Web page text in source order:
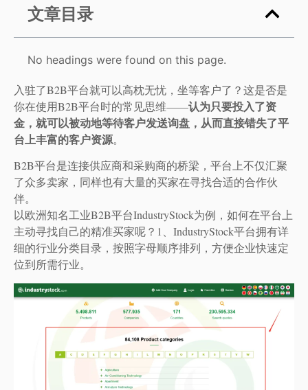
文章目录
No headings were found on this page.
入驻了B2B平台就可以高枕无忧，坐等客户了？这是否是
你在使用B2B平台时的常见思维——认为只要投入了资
金，就可以被动地等待客户发送询盘，从而直接错失了平
台上丰富的客户资源。
B2B平台是连接供应商和采购商的桥梁，平台上不仅汇聚
了众多卖家，同样也有大量的买家在寻找合适的合作伙
伴。
以欧洲知名工业B2B平台IndustryStock为例，如何在平台上
主动寻找自己的精准买家呢？1、IndustryStock平台拥有详
细的行业分类目录，按照字母顺序排列，方便企业快速定
位到所需行业。